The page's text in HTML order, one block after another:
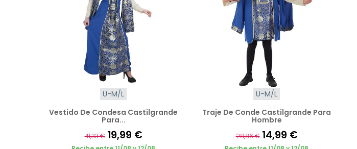
U-M/L
Vestido De Condesa Castilgrande
Para...
41,33 € 19,99 €
U-M/L
Traje De Conde Castilgrande Para
Hombre
28,86 € 14,99 €